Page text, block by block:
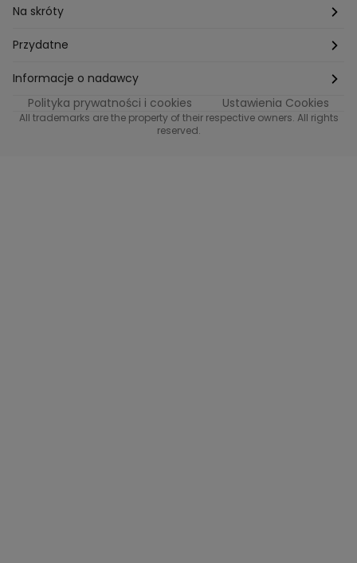
Na skróty
Etyka
Supplier Diversity
Polityka podatkowa
Przydatne
Biuro Prasowe
Biuro Reklamy
Informacje o nadawcy
Informacje o nadawcy programu METRO
Polityka prywatności i cookies Ustawienia Cookies
All trademarks are the property of their respective owners. All rights
reserved.